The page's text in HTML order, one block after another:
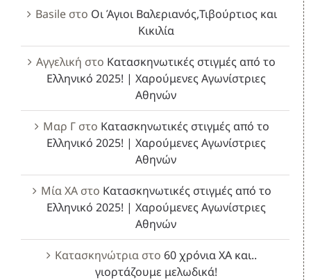
Basileστο Οι Άγιοι Βαλεριανός,Τιβούρτιος και
Κικιλία
Αγγελική στο Κατασκηνωτικές στιγμές από το
Ελληνικό 2025! | Χαρούμενες Αγωνίστριες
Αθηνών
Μαρ Γστο Κατασκηνωτικές στιγμές από το
Ελληνικό 2025! | Χαρούμενες Αγωνίστριες
Αθηνών
Μία ΧΑστο Κατασκηνωτικές στιγμές από το
Ελληνικό 2025! | Χαρούμενες Αγωνίστριες
Αθηνών
Κατασκηνώτρια στο 60 χρόνια ΧΑ και..
γιορτάζουμε μελωδικά!